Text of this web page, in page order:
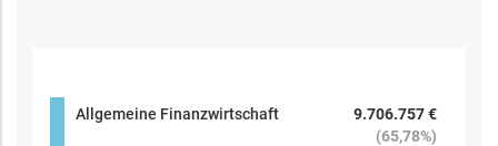
Allgemeine Finanzwirtschaft
9.706.757 €
(65,78%)